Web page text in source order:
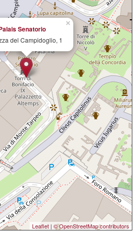
×
Senatorio
del Campidoglio, 1
Leaflet | © OpenStreetMap contributors